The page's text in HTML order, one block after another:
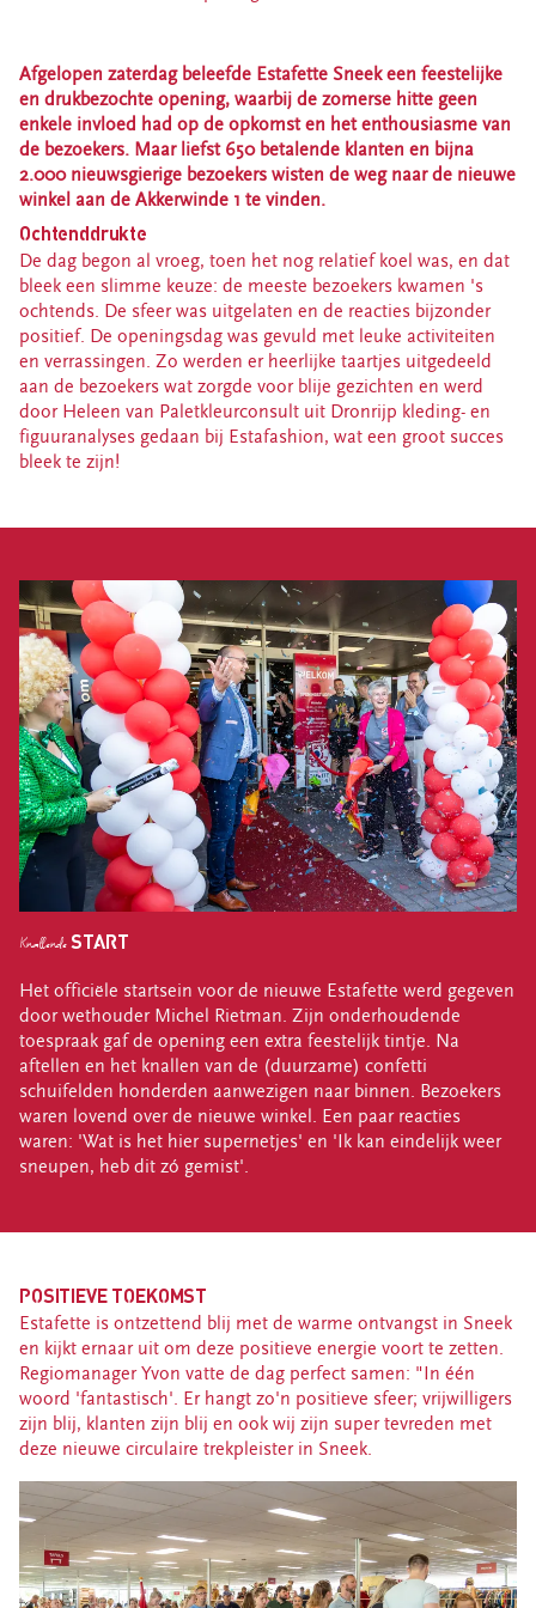
Ik heb spullen
Zelf spullen brengen
Spullen thuis laten ophalen
Deze spullen kun je bij ons inleveren
Inleveren kleding en textiel
Bezorg- en ophaalservice
Vrijwilliger worden
Vrijwilligersvacatures
Over Estafette
Ons verhaal
Nieuws
Werken bij Estafette
klantenservice
ma-vr 09.00 tot 17.00 uur
info@estafetterecyclewinkels.nl
058 234 76 00
Word donateur
Afgelopen zaterdag beleefde Estafette Sneek een feestelijke
en drukbezochte opening, waarbij de zomerse hitte geen
enkele invloed had op de opkomst en het enthousiasme van
de bezoekers. Maar liefst 650 betalende klanten en bijna
2.000 nieuwsgierige bezoekers wisten de weg naar de nieuwe
winkel aan de Akkerwinde 1 te vinden.
Ochtenddrukte
De dag begon al vroeg, toen het nog relatief koel was, en dat
bleek een slimme keuze: de meeste bezoekers kwamen 's
ochtends. De sfeer was uitgelaten en de reacties bijzonder
positief. De openingsdag was gevuld met leuke activiteiten
en verrassingen. Zo werden er heerlijke taartjes uitgedeeld
aan de bezoekers wat zorgde voor blije gezichten en werd
door Heleen van Paletkleurconsult uit Dronrijp kleding- en
figuuranalyses gedaan bij Estafashion, wat een groot succes
bleek te zijn!
KnallendeSTART
Het officiële startsein voor de nieuwe Estafette werd gegeven
door wethouder Michel Rietman. Zijn onderhoudende
toespraak gaf de opening een extra feestelijk tintje. Na
aftellen en het knallen van de (duurzame) confetti
schuifelden honderden aanwezigen naar binnen. Bezoekers
waren lovend over de nieuwe winkel. Een paar reacties
waren: 'Wat is het hier supernetjes' en 'Ik kan eindelijk weer
sneupen, heb dit zó gemist'.
POSITIEVE TOEKOMST
Estafette is ontzettend blij met de warme ontvangst in Sneek
en kijkt ernaar uit om deze positieve energie voort te zetten.
Regiomanager Yvon vatte de dag perfect samen: "In één
woord 'fantastisch'. Er hangt zo'n positieve sfeer; vrijwilligers
zijn blij, klanten zijn blij en ook wij zijn super tevreden met
deze nieuwe circulaire trekpleister in Sneek.